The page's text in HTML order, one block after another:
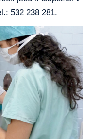
532 238 281.